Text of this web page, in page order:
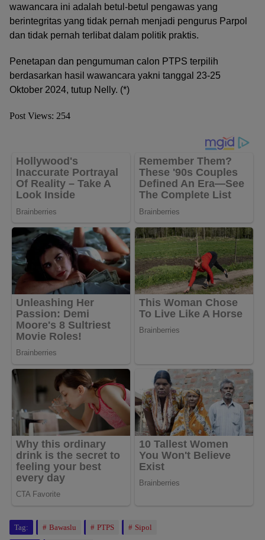
wawancara ini adalah betul-betul pengawas yang
berintegritas yang tidak pernah menjadi pengurus Parpol
dan tidak pernah terlibat dalam politik praktis.
Penetapan dan pengumuman calon PTPS terpilih
berdasarkan hasil wawancara yakni tanggal 23-25
Oktober 2024, tutup Nelly. (*)
Post Views: 254
Tag: Bawaslu PTPS Sipol